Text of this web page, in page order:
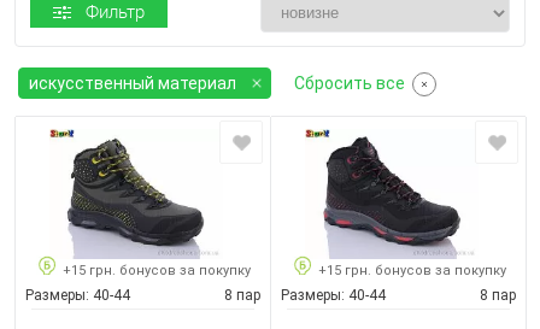
Фильтр
искусственный материал Сбросить все
+15 грн. бонусов за покупку
Размеры: 40-44 8 пар
+15 грн. бонусов за покупку
Размеры: 40-44 8 пар